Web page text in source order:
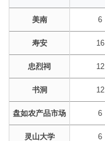
美南 6
寿安 16
忠烈祠 12
书洞 12
盘如农产品市场 6
灵山大学 6